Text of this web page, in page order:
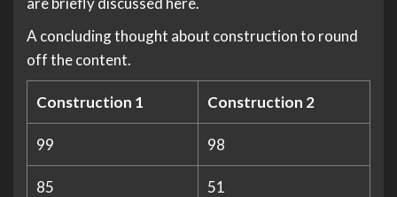
A concluding thought about construction to round
off the content.
Construction 1 Construction 2
99 98
85 51